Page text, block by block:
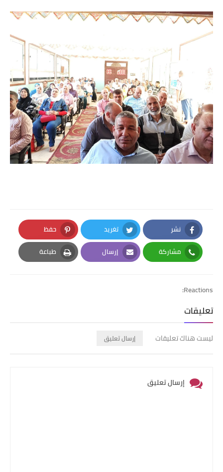
نشر
Facebook
تغريد
Twitter
حفظ
Pinterest
مشاركة
Whatsapp
إرسال
Email
طباعة
Print
Reactions:
تعليقات
ليست هناك تعليقات إرسال تعليق
إرسال تعليق